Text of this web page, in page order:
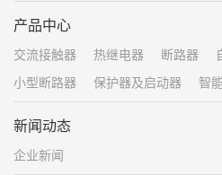
产品中心
交流接触器 热继电器 断路器
小型断路器
保护器及启动器 智
新闻动态
企业新闻